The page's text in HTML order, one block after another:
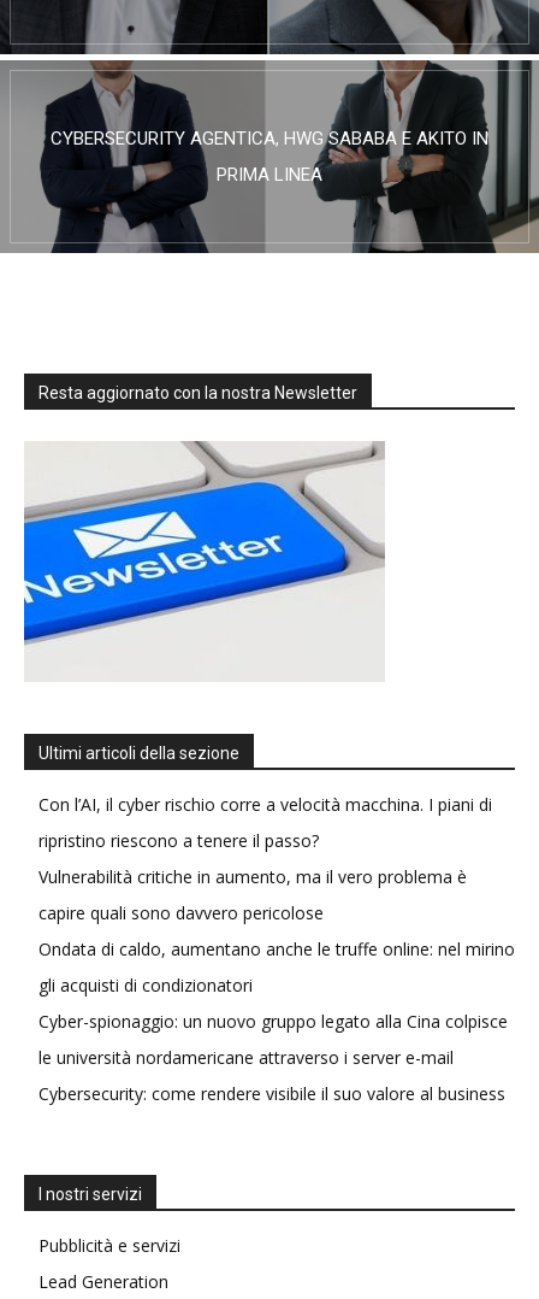
CYBERSECURITY AGENTICA, HWG SABABA E AKITO IN
PRIMA LINEA
Resta aggiornato con la nostra Newsletter
Ultimi articoli della sezione
Con l’AI, il cyber rischio corre a velocità macchina. I piani di
ripristino riescono a tenere il passo?
Vulnerabilità critiche in aumento, ma il vero problema è
capire quali sono davvero pericolose
Ondata di caldo, aumentano anche le truffe online: nel mirino
gli acquisti di condizionatori
Cyber-spionaggio: un nuovo gruppo legato alla Cina colpisce
le università nordamericane attraverso i server e-mail
Cybersecurity: come rendere visibile il suo valore al business
I nostri servizi
Pubblicità e servizi
Lead Generation